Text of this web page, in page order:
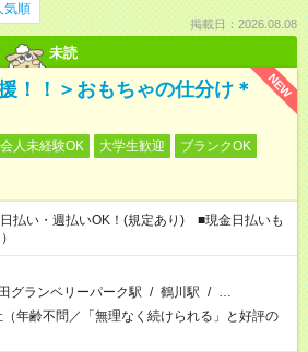
気順
掲載日：2026.08.08
未読
NEW
！！＞おもちゃの仕分け＊
人未経験OK 大学生歓迎
ブランクOK
払い・週払いOK！(規定あり) ■現金日払いも
グランベリーパーク駅 / 鶴川駅 / …
（年齢不問／「無理なく続けられる」と好評の